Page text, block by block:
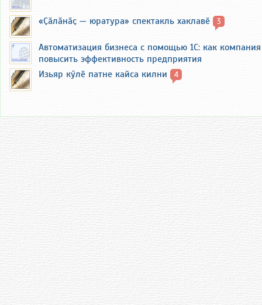
«Ҫӑлӑнӑҫ — юратура» спектакль хаклавӗ 3
Автоматизация бизнеса с помощью 1С: как
повысить эффективность предприятия
Изьяр кӳлӗ патне кайса килни
4